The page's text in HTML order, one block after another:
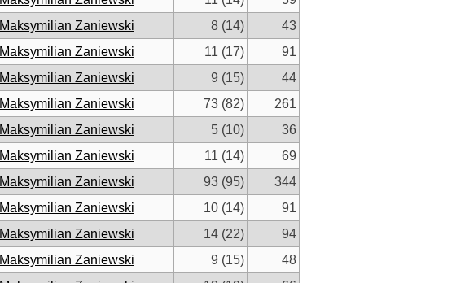
Maksymilian Zaniewski 8 (14)
43
Maksymilian Zaniewski 11 (17)
91
Maksymilian Zaniewski 9 (15)
44
Maksymilian Zaniewski 73 (82)
261
Maksymilian Zaniewski 5 (10)
36
Maksymilian Zaniewski 11 (14)
69
Maksymilian Zaniewski 93 (95)
344
Maksymilian Zaniewski 10 (14)
91
Maksymilian Zaniewski 14 (22)
94
Maksymilian Zaniewski 9 (15)
48